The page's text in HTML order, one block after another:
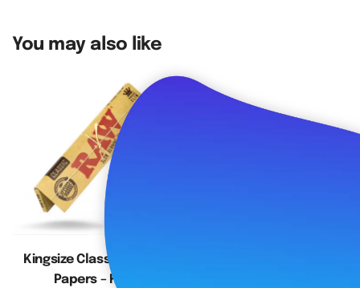
Dosage de nicotine:5%
Contenance en ml :24 ml pré-rempli
Rechargeable :
Oui
Type de charge :
Nombre de taffes :
Normal) / 35 000 puffs (Mode Boost)
Pays d’origine :
Marque :
WAKA
Fonctionnalités supplémentaires :
avancé, verrou de sécurité enfant, activation par
inhalation, design compact et ergonomique
You may also like
Kingsize Classic Rolling
Papers – Raw